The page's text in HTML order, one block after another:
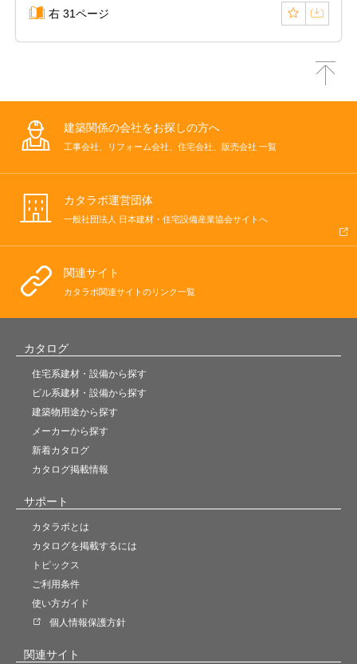
右 31ページ
建築関係の会社をお探しの方へ
工事会社、リフォーム会社、住宅会社、販売会社 一覧
カタラボ運営団体
一般社団法人 日本建材・住宅設備産業協会サイトへ
関連サイト
カタラボ関連サイトのリンク一覧
カタログ
住宅系建材・設備から探す
ビル系建材・設備から探す
建築物用途から探す
メーカーから探す
新着カタログ
カタログ掲載情報
サポート
カタラボとは
カタログを掲載するには
トピックス
ご利用条件
使い方ガイド
個人情報保護方針
関連サイト